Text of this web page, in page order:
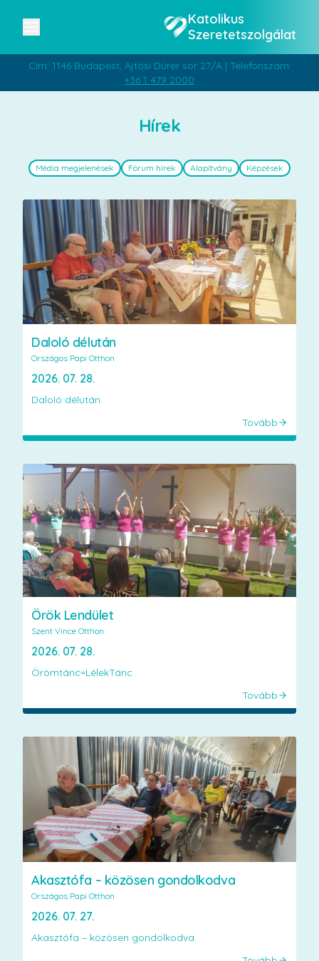
Katolikus
Szeretetszolgálat
Cím: 1146 Budapest, Ajtósi Dürer sor 27/A | Telefonszám:
+36 1 479 2000
Hírek
Média megjelenések Fórum hírek Alapítvány Képzések
Daloló délután
Országos Papi Otthon
2026. 07. 28.
Daloló délután
Tovább
Örök Lendület
Szent Vince Otthon
2026. 07. 28.
Örömtánc=LélekTánc
Tovább
Akasztófa – közösen gondolkodva
Országos Papi Otthon
2026. 07. 27.
Akasztófa – közösen gondolkodva